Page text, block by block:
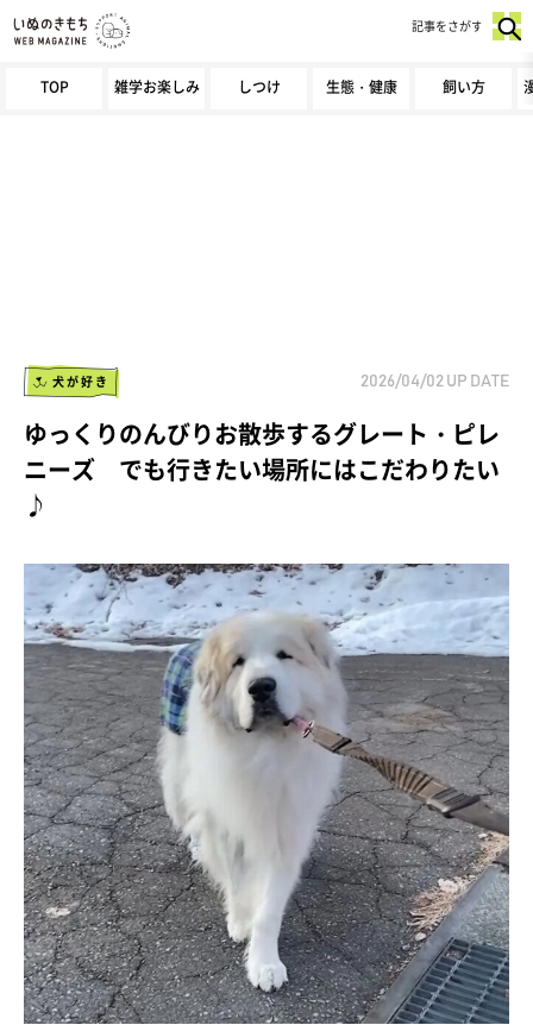
TOP 雑学お楽しみ しつけ 生態・健康 飼い方
記事をさがす
犬が好き 2026/04/02 UP DATE
ゆっくりのんびりお散歩するグレート・ピレ
ニーズ でも行きたい場所にはこだわりたい
♪